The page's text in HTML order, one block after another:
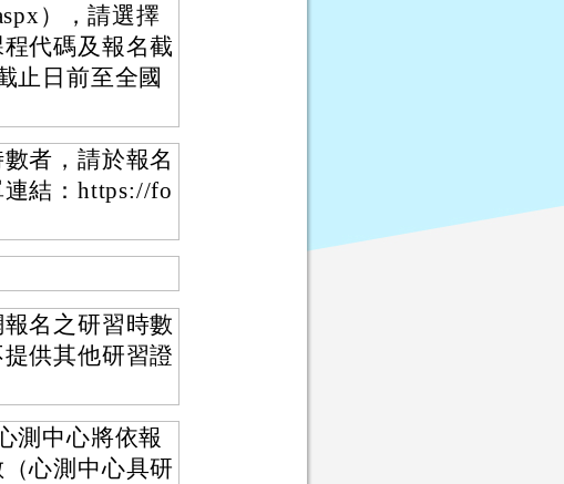
），請選擇
代碼及報名截
止日前至全國
者，請於報名
結：https://fo
名之研習時數
供其他研習證
測中心將依報
心測中心具研